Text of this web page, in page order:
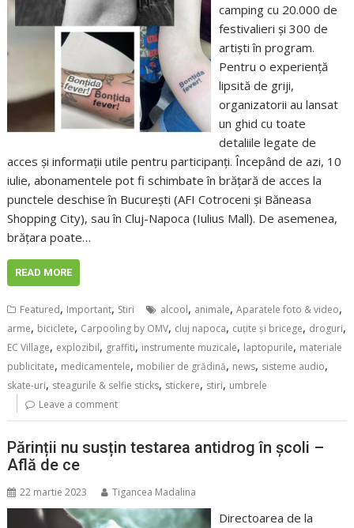
camping cu 20.000 de
festivalieri și 300 de
artiști în program.
Pentru o experiență
lipsită de griji,
organizatorii au lansat
un ghid cu toate
detaliile legate de
acces și informații utile pentru participanți. Începând de azi, 10
iulie, abonamentele pot fi schimbate în brățară de acces la
punctele deschise în București (AFI Cotroceni și Băneasa
Shopping City), sau în Cluj-Napoca (Iulius Mall). De asemenea,
brățara poate…
READ MORE
Featured, Important, Stiri alcool, animale,Aparatele foto & video,
arme, biciclete, Carpooling by OMV, cluj napoca, cuțite și bricege, droguri,
EC Village, explozibil, graffiti, instrumente muzicale, laptopurile, materiale
publicitate, medicamentele, mobilier de grădină, news, sisteme audio,
skate-uri, steagurile & selfie sticks, stickere, stiri, umbrele
Leave a comment
Părinții nu susțin testarea antidrog în școli –
Află de ce
22 martie 2023 Tigancea Madalina
Directoarea de la